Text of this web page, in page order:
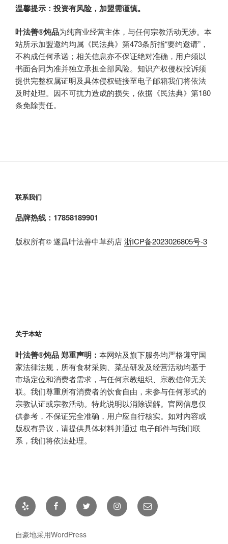
温馨提示：投资有风险，加盟需谨慎。
叶法善®炖品为纯商业经营主体，与任何宗教活动无涉。本
站所示加盟邀约均属《民法典》第473条所指“要约邀请”，
不构成任何承诺；相关信息亦不保证绝对准确，用户须以
书面合同为准并独立承担全部风险。知识产权侵权投诉须
提供完整权属证明及具体侵权链接至电子邮箱我们将依法
及时处理。因不可抗力造成的损失，依据《民法典》第180
条免除责任。
联系我们
品牌热线：17858189901
版权所有© 遂昌叶法善中草药店浙ICP备2023026805号-3
关于本站
叶法善®炖品 郑重声明： 本网站及旗下服务均严格遵守国
家法律法规，所有食材采购、菜品研发及经营活动均基于
市场定位和消费者需求，与任何宗教组织、宗教信仰无关
联。我们尊重所有消费者的饮食自由，未参与任何形式的
宗教认证或宗教活动。特此说明以消除误解。官网信息仅
供参考，不保证完全准确，用户应自行核实。如对内容或
版权有异议，请提供具体材料并通过 电子邮件与我们联
系，我们将依法处理。
Yelp FacebookTwitter Instagram电
子
自豪地采用WordPress